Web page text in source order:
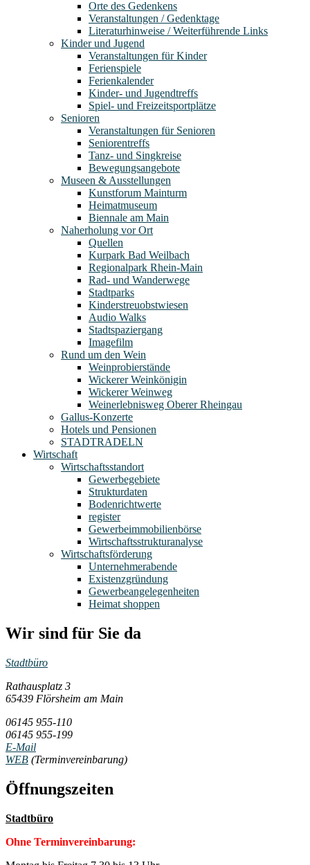
Orte des Gedenkens
Veranstaltungen / Gedenktage
Literaturhinweise / Weiterführende Links
Kinder und Jugend
Veranstaltungen für Kinder
Ferienspiele
Ferienkalender
Kinder- und Jugendtreffs
Spiel- und Freizeitsportplätze
Senioren
Veranstaltungen für Senioren
Seniorentreffs
Tanz- und Singkreise
Bewegungsangebote
Museen & Ausstellungen
Kunstforum Mainturm
Heimatmuseum
Biennale am Main
Naherholung vor Ort
Quellen
Kurpark Bad Weilbach
Regionalpark Rhein-Main
Rad- und Wanderwege
Stadtparks
Kinderstreuobstwiesen
Audio Walks
Stadtspaziergang
Imagefilm
Rund um den Wein
Weinprobierstände
Wickerer Weinkönigin
Wickerer Weinweg
Weinerlebnisweg Oberer Rheingau
Gallus-Konzerte
Hotels und Pensionen
STADTRADELN
Wirtschaft
Wirtschaftsstandort
Gewerbegebiete
Strukturdaten
Bodenrichtwerte
register
Gewerbeimmobilienbörse
Wirtschaftsstrukturanalyse
Wirtschaftsförderung
Unternehmerabende
Existenzgründung
Gewerbeangelegenheiten
Heimat shoppen
Wir sind für Sie da
Stadtbüro
Rathausplatz 3
65439 Flörsheim am Main
06145 955-110
06145 955-199
E-Mail
WEB (Terminvereinbarung)
Öffnungszeiten
Stadtbüro
Ohne Terminvereinbarung: